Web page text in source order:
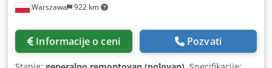
Warszawa 922 km
Informacije o ceni Pozvati